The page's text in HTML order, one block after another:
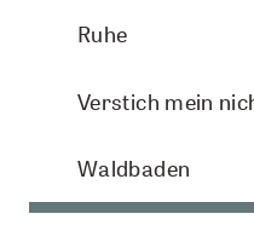
Ruhe
Verstich mein
Waldbaden
Anzahl:
IN DEN